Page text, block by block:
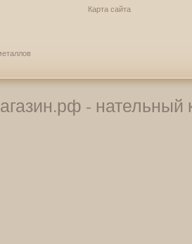
Карта сайта
- нательный